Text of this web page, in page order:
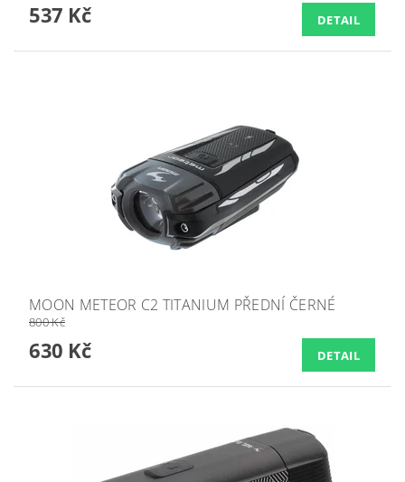
537 Kč DETAIL
MOON METEOR C2 TITANIUM PŘEDNÍ ČERNÉ
800 Kč
630 Kč DETAIL